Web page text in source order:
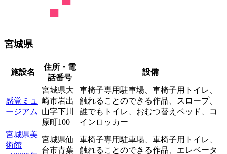
宮城県
施設名
住所・電
話番号
設備
感覚ミュ
ージアム
宮城県大
崎市岩出
山字下川
原町100
車椅子専用駐車場、 車椅子用トイレ、
触れることのできる作品、
スロープ、
誰でもトイレ、 おむつ替えベッド、
コ
インロッカー
宮城県美
術館
宮城県仙
台市青葉
車椅子専用駐車場、 車椅子用トイレ、
触れることのできる作品、 エレベータ